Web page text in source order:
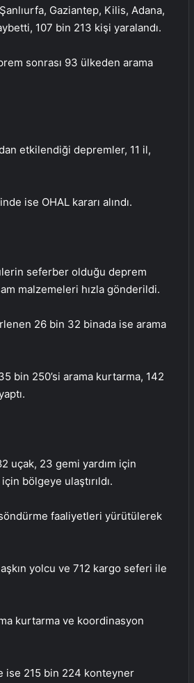
Gaziantep, Kilis, Adana,
107 bin 213 kişi yaralandı.
sonrası 93 ülkeden arama
etkilendiği depremler, 11 il,
ise OHAL kararı alındı.
seferber olduğu deprem
malzemeleri hızla gönderildi.
26 bin 32 binada ise arama
bin 250’si arama kurtarma, 142
uçak, 23 gemi yardım için
bölgeye ulaştırıldı.
faaliyetleri yürütülerek
yolcu ve 712 kargo seferi ile
kurtarma ve koordinasyon
ise 215 bin 224 konteyner